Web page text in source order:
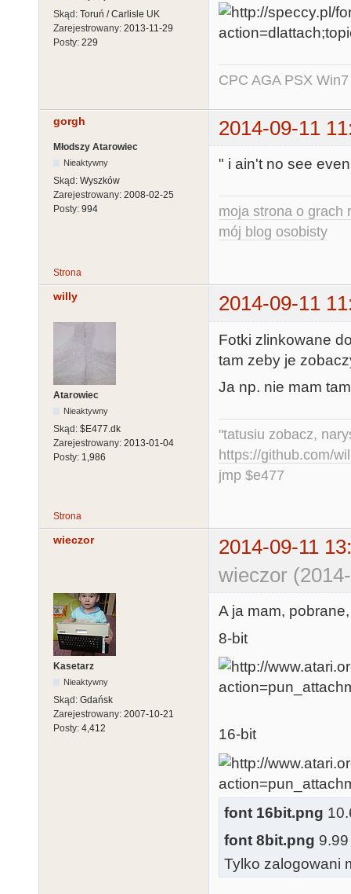
Skąd: Toruń / Carlisle UK
Zarejestrowany: 2013-11-29
Posty: 229
CPC AGA PSX
gorgh 2014-09-11
Młodszy Atarowiec
Nieaktywny
Skąd: Wyszków
Zarejestrowany: 2008-02-25
Posty: 994
" i ain't no see
moja strona o grach
mój blog osobisty
Strona
willy 2014-09-11
Atarowiec
Nieaktywny
Skąd: $E477.dk
Zarejestrowany: 2013-01-04
Posty: 1,986
Fotki zlinkowane
tam zeby je
Ja np. nie mam
"tatusiu zobacz,
https://github.com/
jmp $e477
Strona
wieczor
2014-09-11
wieczor
Kasetarz
Nieaktywny
Skąd: Gdańsk
Zarejestrowany: 2007-10-21
Posty: 4,412
A ja mam,
8-bit
16-bit
font 16bit.png
font 8bit.png
Tylko zalogowani